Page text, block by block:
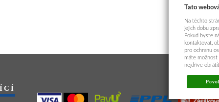
Tato
Na těchto
jejich dobu
Pokud byste
kontaktovat,
pro ochranu
máte možnost
nejdříve